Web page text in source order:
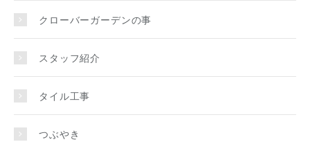
クローバーガーデンの事
スタッフ紹介
タイル工事
つぶやき